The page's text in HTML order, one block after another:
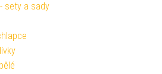
sety a sady